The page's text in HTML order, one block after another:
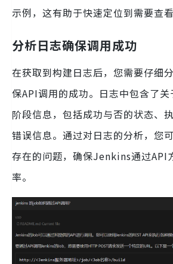
示例，这有助于快速定位到需要查
分析日志确保调用成功
在获取到构建日志后，您需要仔细
保API调用的成功。日志中包含了
阶段信息，包括成功与否的状态、
错误信息。通过对日志的分析，您
存在的问题，确保Jenkins通过API
率。